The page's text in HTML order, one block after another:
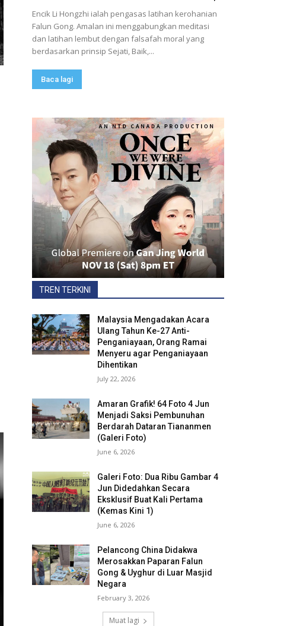
Encik Li Hongzhi ialah pengasas latihan kerohanian
Falun Gong. Amalan ini menggabungkan meditasi
dan latihan lembut dengan falsafah moral yang
berdasarkan prinsip Sejati, Baik,...
Baca lagi
TREN TERKINI
Malaysia Mengadakan Acara
Ulang Tahun Ke-27 Anti-
Penganiayaan, Orang Ramai
Menyeru agar Penganiayaan
Dihentikan
July 22, 2026
Amaran Grafik! 64 Foto 4 Jun
Menjadi Saksi Pembunuhan
Berdarah Dataran Tiananmen
(Galeri Foto)
June 6, 2026
Galeri Foto: Dua Ribu Gambar 4
Jun Didedahkan Secara
Eksklusif Buat Kali Pertama
(Kemas Kini 1)
June 6, 2026
Pelancong China Didakwa
Merosakkan Paparan Falun
Gong & Uyghur di Luar Masjid
Negara
February 3, 2026
Muat lagi